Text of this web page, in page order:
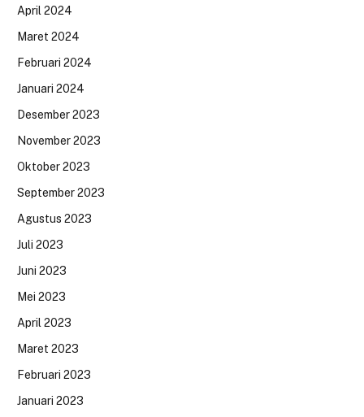
April 2024
Maret 2024
Februari 2024
Januari 2024
Desember 2023
November 2023
Oktober 2023
September 2023
Agustus 2023
Juli 2023
Juni 2023
Mei 2023
April 2023
Maret 2023
Februari 2023
Januari 2023